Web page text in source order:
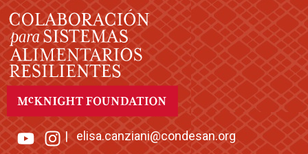
|elisa.canziani@condesan.org